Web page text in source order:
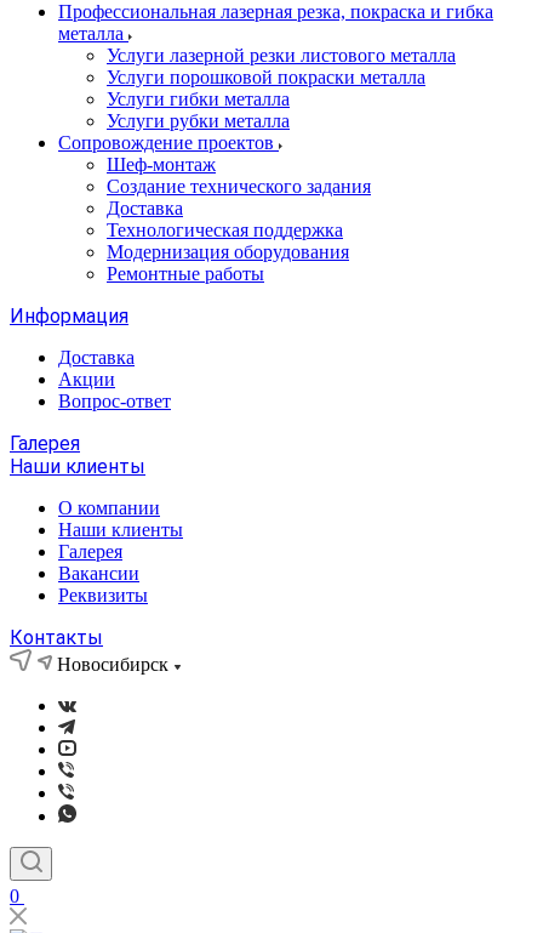
Профессиональная лазерная резка, покраска и гибка
металла
Услуги лазерной резки листового металла
Услуги порошковой покраски металла
Услуги гибки металла
Услуги рубки металла
Сопровождение проектов
Шеф-монтаж
Создание технического задания
Доставка
Технологическая поддержка
Модернизация оборудования
Ремонтные работы
Информация
Доставка
Акции
Вопрос-ответ
Галерея
Наши клиенты
О компании
Наши клиенты
Галерея
Вакансии
Реквизиты
Контакты
Новосибирск
0